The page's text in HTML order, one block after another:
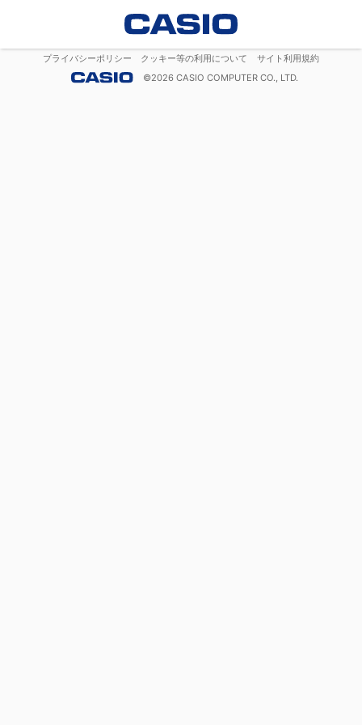
プライバシーポリシー クッキー等の利用について
サイト利用規約
©2026 CASIO COMPUTER CO., LTD.